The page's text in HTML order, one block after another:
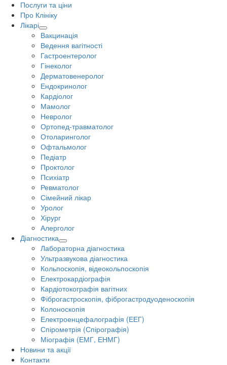
Послуги та ціни
Про Клініку
Лікарі
Вакцинація
Ведення вагітності
Гастроентеролог
Гінеколог
Дерматовенеролог
Ендокринолог
Кардіолог
Мамолог
Невролог
Ортопед-травматолог
Отоларинголог
Офтальмолог
Педіатр
Проктолог
Психіатр
Ревматолог
Сімейний лікар
Уролог
Хірург
Алерголог
Діагностика
Лабораторна діагностика
Ультразвукова діагностика
Кольпоскопія, відеокольпоскопія
Електрокардіографія
Кардіотокографія вагітних
Фіброгастроскопія, фіброгастродуоденоскопія
Колоноскопія
Електроенцефалографія (ЕЕГ)
Спірометрія (Спірографія)
Міографія (ЕМГ, ЕНМГ)
Новини та акції
Контакти